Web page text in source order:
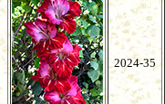
2024-35